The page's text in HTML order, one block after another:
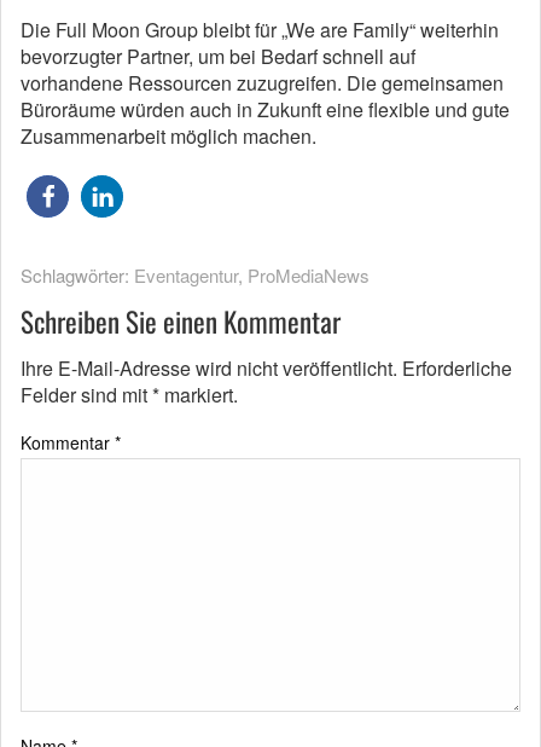
Die Full Moon Group bleibt für „We are Family“ weiterhin
bevorzugter Partner, um bei Bedarf schnell auf
vorhandene Ressourcen zuzugreifen. Die gemeinsamen
Büroräume würden auch in Zukunft eine flexible und gute
Zusammenarbeit möglich machen.
Schlagwörter: Eventagentur, ProMediaNews
Schreiben Sie einen Kommentar
Ihre E-Mail-Adresse wird nicht veröffentlicht. Erforderliche
Felder sind mit* markiert.
Kommentar *